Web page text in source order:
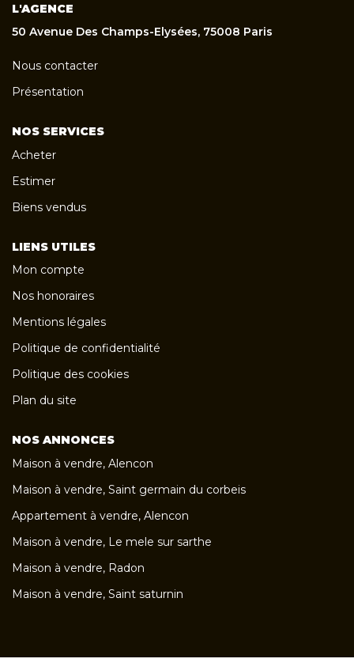
L'AGENCE
50 Avenue Des Champs-Elysées, 75008 Paris
Nous contacter
Présentation
NOS SERVICES
Acheter
Estimer
Biens vendus
LIENS UTILES
Mon compte
Nos honoraires
Mentions légales
Politique de confidentialité
Politique des cookies
Plan du site
NOS ANNONCES
Maison à vendre, Alencon
Maison à vendre, Saint germain du corbeis
Appartement à vendre, Alencon
Maison à vendre, Le mele sur sarthe
Maison à vendre, Radon
Maison à vendre, Saint saturnin